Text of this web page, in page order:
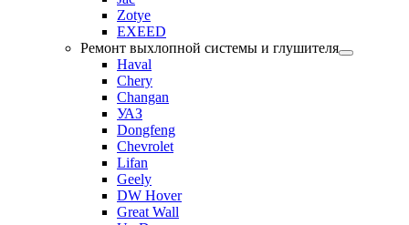
Zotye
EXEED
Ремонт выхлопной системы и глушителя
Haval
Chery
Changan
УАЗ
Dongfeng
Chevrolet
Lifan
Geely
DW Hover
Great Wall